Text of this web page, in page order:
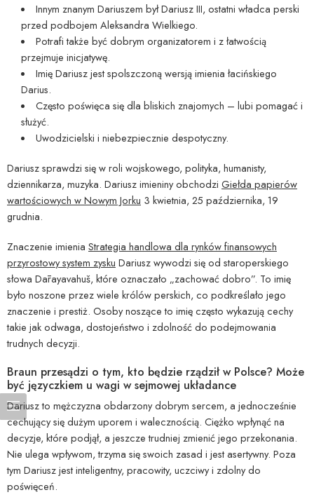
Innym znanym Dariuszem był Dariusz III, ostatni władca perski
przed podbojem Aleksandra Wielkiego.
Potrafi także być dobrym organizatorem i z łatwością
przejmuje inicjatywę.
Imię Dariusz jest spolszczoną wersją imienia łacińskiego
Darius.
Często poświęca się dla bliskich znajomych – lubi pomagać i
służyć.
Uwodzicielski i niebezpiecznie despotyczny.
Dariusz sprawdzi się w roli wojskowego, polityka, humanisty,
dziennikarza, muzyka. Dariusz imieniny obchodzi Giełda papierów
wartościowych w Nowym Jorku 3 kwietnia, 25 października, 19
grudnia.
Znaczenie imienia Strategia handlowa dla rynków finansowych
przyrostowy system zysku Dariusz wywodzi się od staroperskiego
słowa Dārayavahuš, które oznaczało „zachować dobro”. To imię
było noszone przez wiele królów perskich, co podkreślało jego
znaczenie i prestiż. Osoby noszące to imię często wykazują cechy
takie jak odwaga, dostojeństwo i zdolność do podejmowania
trudnych decyzji.
Braun przesądzi o tym, kto będzie rządził w Polsce? Może
być języczkiem u wagi w sejmowej układance
Dariusz to mężczyzna obdarzony dobrym sercem, a jednocześnie
cechujący się dużym uporem i walecznością. Ciężko wpłynąć na
decyzje, które podjął, a jeszcze trudniej zmienić jego przekonania.
Nie ulega wpływom, trzyma się swoich zasad i jest asertywny. Poza
tym Dariusz jest inteligentny, pracowity, uczciwy i zdolny do
poświęceń.